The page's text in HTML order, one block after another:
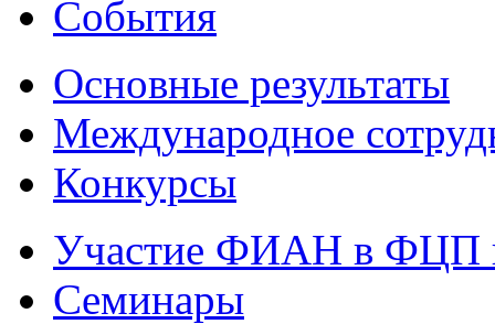
События
Основные результаты
Международное
Конкурсы
Участие ФИАН в ФЦП
Семинары